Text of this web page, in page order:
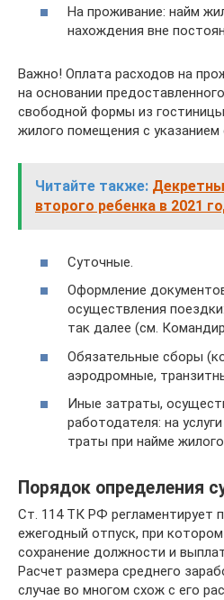
На проживание: найм
нахождения вне
Важно! Оплата расходов на
на основании
свободной формы из
жилого помещения с
Читайте также:
второго ребенка в 2021
Суточные.
Оформление
осуществления
так далее (см.
Обязательные сборы
аэродромные,
Иные затраты,
работодателя: на
траты при найме
Порядок определения
Ст. 114 ТК РФ регламентирует
ежегодный отпуск, при котором
сохранение должности и
Расчет размера среднего
случае во многом схож с его